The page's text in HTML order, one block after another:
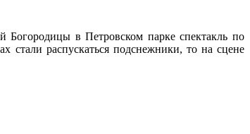
Богородицы в Петровском парке спектакль по
стали распускаться подснежники, то на сцене